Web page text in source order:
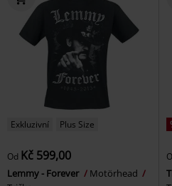
Exkluzivní Plus Size
Od Kč 599,00
Lemmy - Forever
Motörhead